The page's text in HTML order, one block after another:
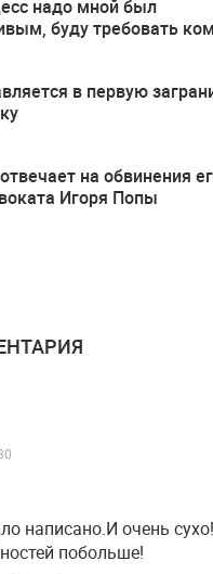
надо мной был
буду требовать
в первую
на обвинения
Игоря Попы
написано.И очень сухо!
побольше!